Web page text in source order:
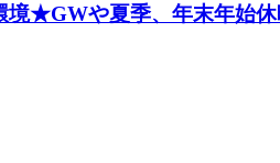
★GWや夏季、年末年始